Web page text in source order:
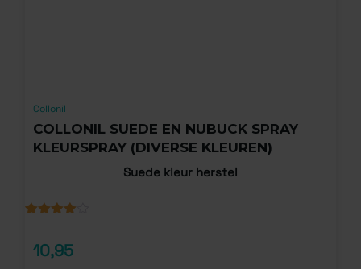
Collonil
COLLONIL SUEDE EN NUBUCK SPRAY
KLEURSPRAY (DIVERSE KLEUREN)
Suede kleur herstel
gebaseerd
10,95